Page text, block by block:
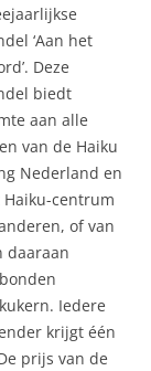
‘Aan het
Deze
biedt
aan alle
van de Haiku
Nederland en
Haiku-centrum
of van
daaraan
Iedere
krijgt één
prijs van de